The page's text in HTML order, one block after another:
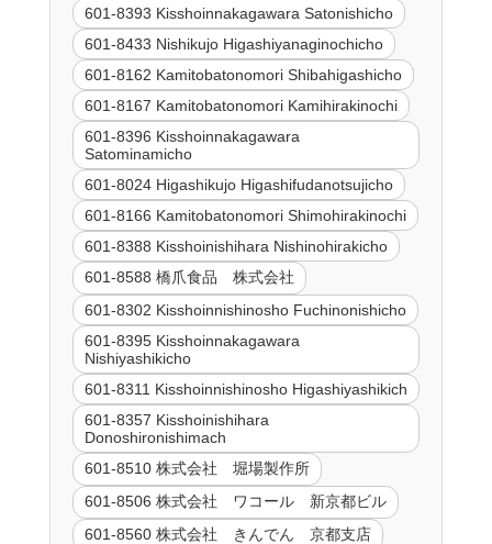
601-8393 Kisshoinnakagawara Satonishicho
601-8433 Nishikujo Higashiyanaginochicho
601-8162 Kamitobatonomori Shibahigashicho
601-8167 Kamitobatonomori Kamihirakinochi
601-8396 Kisshoinnakagawara
Satominamicho
601-8024 Higashikujo Higashifudanotsujicho
601-8166 Kamitobatonomori Shimohirakinochi
601-8388 Kisshoinishihara Nishinohirakicho
601-8588 橋爪食品 株式会社
601-8302 Kisshoinnishinosho Fuchinonishicho
601-8395 Kisshoinnakagawara
Nishiyashikicho
601-8311 Kisshoinnishinosho Higashiyashikich
601-8357 Kisshoinishihara
Donoshironishimach
601-8510 株式会社 堀場製作所
601-8506 株式会社 ワコール 新京都ビル
601-8560 株式会社 きんでん 京都支店